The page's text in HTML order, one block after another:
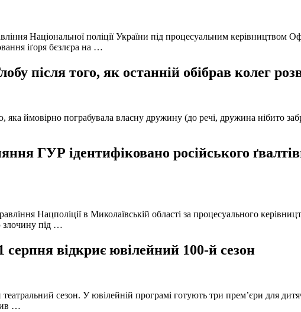
Національної поліції України під процесуальним керівництвом
іґоря бєзлєра на …
після того, як останній обібрав колег
ймовірно пограбувала власну дружину (до речі, дружина нібито
ГУР ідентифіковано російського
Нацполіції в Миколаївській області за процесуального
злочину під …
відкриє ювілейний 100-й сезон
сезон. У ювілейній програмі готують три прем’єри для
…